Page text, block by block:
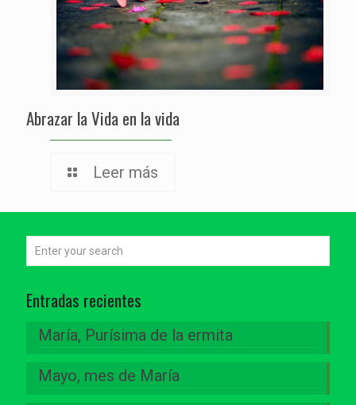
Abrazar la Vida en la vida
Leer más
Entradas recientes
María, Purísima de la ermita
Mayo, mes de María